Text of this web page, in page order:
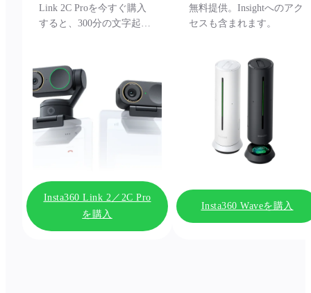
Link 2C Proを今すぐ購入
すると、300分の文字起こ
Insta360 Link 2／2C Pro
を購入
無料提供。Insightへのアク
セスも含まれます。
Insta360 Waveを購入